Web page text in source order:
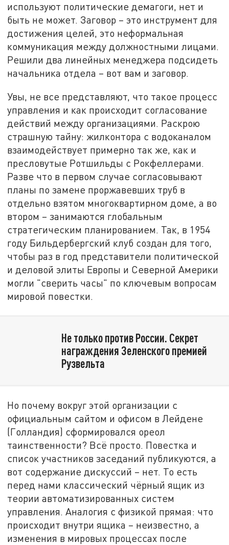
используют политические демагоги, нет и
быть не может. Заговор – это инструмент для
достижения целей, это неформальная
коммуникация между должностными лицами.
Решили два линейных менеджера подсидеть
начальника отдела – вот вам и заговор.
Увы, не все представляют, что такое процесс
управления и как происходит согласование
действий между организациями. Раскрою
страшную тайну: жилконтора с водоканалом
взаимодействует примерно так же, как и
пресловутые Ротшильды с Рокфеллерами.
Разве что в первом случае согласовывают
планы по замене проржавевших труб в
отдельно взятом многоквартирном доме, а во
втором – занимаются глобальным
стратегическим планированием. Так, в 1954
году Бильдербергский клуб создан для того,
чтобы раз в год представители политической
и деловой элиты Европы и Северной Америки
могли "сверить часы" по ключевым вопросам
мировой повестки.
Не только против России. Секрет
награждения Зеленского премией
Рузвельта
Но почему вокруг этой организации с
официальным сайтом и офисом в Лейдене
(Голландия) сформировался ореол
таинственности? Всё просто. Повестка и
список участников заседаний публикуются, а
вот содержание дискуссий – нет. То есть
перед нами классический чёрный ящик из
теории автоматизированных систем
управления. Аналогия с физикой прямая: что
происходит внутри ящика – неизвестно, а
изменения в мировых процессах после